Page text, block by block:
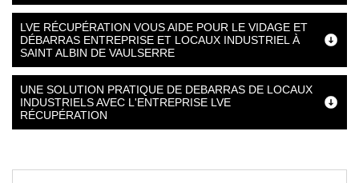
LVE RÉCUPÉRATION VOUS AIDE POUR LE VIDAGE ET
DÉBARRAS ENTREPRISE ET LOCAUX INDUSTRIEL À
SAINT ALBIN DE VAULSERRE
UNE SOLUTION PRATIQUE DE DEBARRAS DE LOCAUX
INDUSTRIELS AVEC L'ENTREPRISE LVE
RÉCUPÉRATION